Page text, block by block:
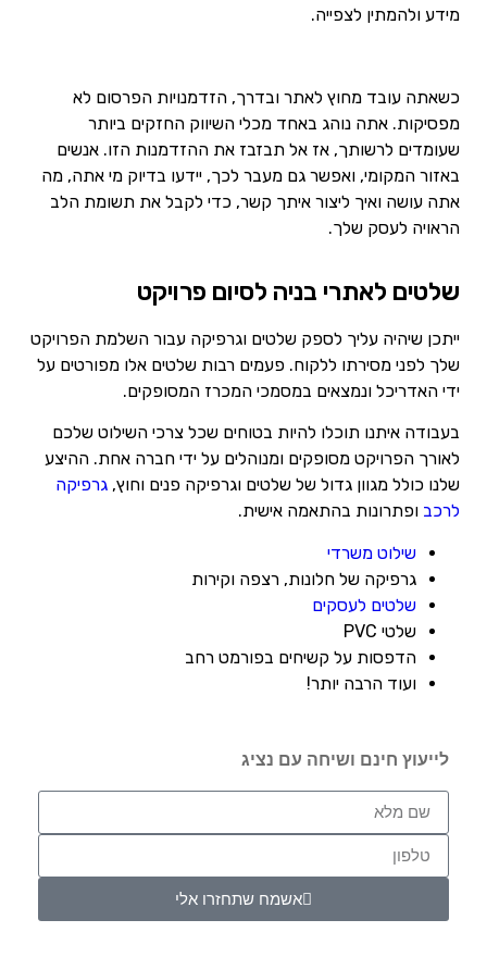
מידע ולהמתין לצפייה.
כשאתה עובד מחוץ לאתר ובדרך, הזדמנויות הפרסום לא
מפסיקות. אתה נוהג באחד מכלי השיווק החזקים ביותר
שעומדים לרשותך, אז אל תבזבז את ההזדמנות הזו. אנשים
באזור המקומי, ואפשר גם מעבר לכך, יידעו בדיוק מי אתה, מה
אתה עושה ואיך ליצור איתך קשר, כדי לקבל את תשומת הלב
הראויה לעסק שלך.
שלטים לאתרי בניה לסיום פרויקט
ייתכן שיהיה עליך לספק שלטים וגרפיקה עבור השלמת הפרויקט
שלך לפני מסירתו ללקוח. פעמים רבות שלטים אלו מפורטים על
ידי האדריכל ונמצאים במסמכי המכרז המסופקים.
בעבודה איתנו תוכלו להיות בטוחים שכל צרכי השילוט שלכם
לאורך הפרויקט מסופקים ומנוהלים על ידי חברה אחת. ההיצע
שלנו כולל מגוון גדול של שלטים וגרפיקה פנים וחוץ, גרפיקה
לרכב ופתרונות בהתאמה אישית.
שילוט משרדי
גרפיקה של חלונות, רצפה וקירות
שלטים לעסקים
שלטי PVC
הדפסות על קשיחים בפורמט רחב
ועוד הרבה יותר!
לייעוץ חינם ושיחה עם נציג
אשמח שתחזרו אלי